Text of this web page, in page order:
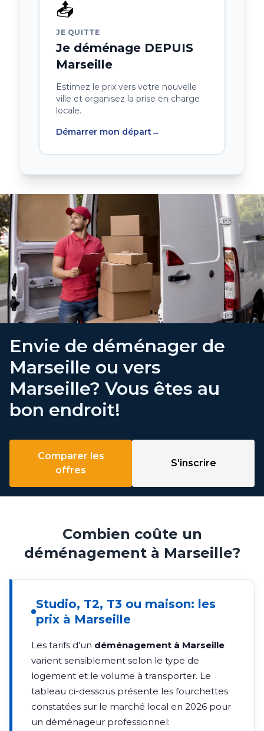
📤
JE QUITTE
Je déménage DEPUIS
Marseille
Estimez le prix vers votre nouvelle
ville et organisez la prise en charge
locale.
Démarrer mon départ→
Envie de déménager de
Marseille ou vers
Marseille? Vous êtes au
bon endroit!
Comparer les
offres
S'inscrire
Combien coûte un
déménagement à Marseille?
Studio, T2, T3 ou maison: les
prix à Marseille
Les tarifs d'un déménagement à Marseille
varient sensiblement selon le type de
logement et le volume à transporter. Le
tableau ci-dessous présente les fourchettes
constatées sur le marché local en 2026 pour
un déménageur professionnel: